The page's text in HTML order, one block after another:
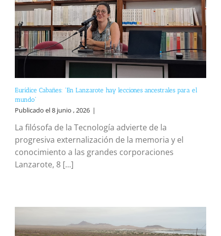
Eurídice Cabañes: “En Lanzarote hay lecciones ancestrales para el
mundo”
Publicado el 8 junio , 2026 |
La filósofa de la Tecnología advierte de la
progresiva externalización de la memoria y el
conocimiento a las grandes corporaciones
Lanzarote, 8 [...]